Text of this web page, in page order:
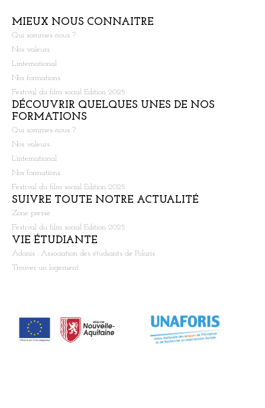
MIEUX NOUS CONNAITRE
Qui sommes-nous ?
Nos valeurs
L’international
Nos formations
Festival du film social Edition 2025
DÉCOUVRIR QUELQUES UNES DE NOS
FORMATIONS
Qui sommes-nous ?
Nos valeurs
L’international
Nos formations
Festival du film social Edition 2025
SUIVRE TOUTE NOTRE ACTUALITÉ
Zone presse
Festival du film social Edition 2025
VIE ÉTUDIANTE
Adonis : Association des étudiants de Polaris
Trouver un logement